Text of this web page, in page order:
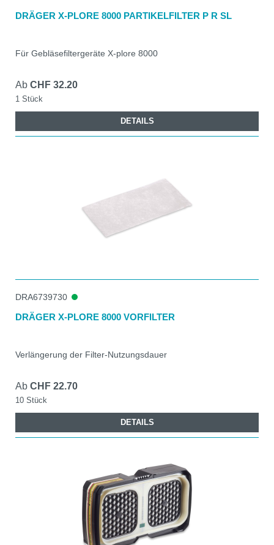
DRÄGER X-PLORE 8000 PARTIKELFILTER P R SL
Für Gebläsefiltergeräte X-plore 8000
Ab CHF 32.20
1 Stück
DETAILS
DRA6739730
DRÄGER X-PLORE 8000 VORFILTER
Verlängerung der Filter-Nutzungsdauer
Ab CHF 22.70
10 Stück
DETAILS